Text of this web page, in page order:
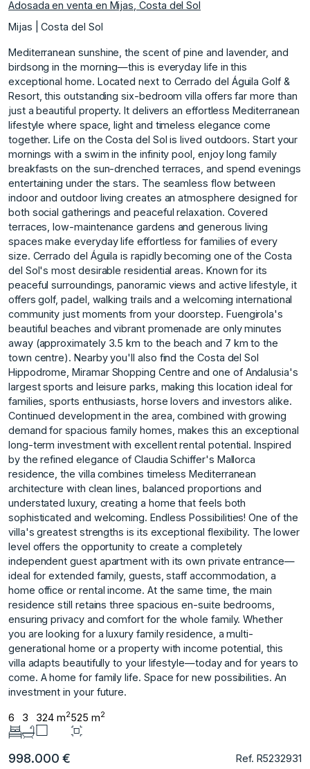
Adosada en venta en Mijas, Costa del Sol
Mijas | Costa del Sol
Mediterranean sunshine, the scent of pine and lavender, and
birdsong in the morning—this is everyday life in this
exceptional home. Located next to Cerrado del Águila Golf &
Resort, this outstanding six-bedroom villa offers far more than
just a beautiful property. It delivers an effortless Mediterranean
lifestyle where space, light and timeless elegance come
together. Life on the Costa del Sol is lived outdoors. Start your
mornings with a swim in the infinity pool, enjoy long family
breakfasts on the sun-drenched terraces, and spend evenings
entertaining under the stars. The seamless flow between
indoor and outdoor living creates an atmosphere designed for
both social gatherings and peaceful relaxation. Covered
terraces, low-maintenance gardens and generous living
spaces make everyday life effortless for families of every
size. Cerrado del Águila is rapidly becoming one of the Costa
del Sol's most desirable residential areas. Known for its
peaceful surroundings, panoramic views and active lifestyle, it
offers golf, padel, walking trails and a welcoming international
community just moments from your doorstep. Fuengirola's
beautiful beaches and vibrant promenade are only minutes
away (approximately 3.5 km to the beach and 7 km to the
town centre). Nearby you'll also find the Costa del Sol
Hippodrome, Miramar Shopping Centre and one of Andalusia's
largest sports and leisure parks, making this location ideal for
families, sports enthusiasts, horse lovers and investors alike.
Continued development in the area, combined with growing
demand for spacious family homes, makes this an exceptional
long-term investment with excellent rental potential. Inspired
by the refined elegance of Claudia Schiffer's Mallorca
residence, the villa combines timeless Mediterranean
architecture with clean lines, balanced proportions and
understated luxury, creating a home that feels both
sophisticated and welcoming. Endless Possibilities! One of the
villa's greatest strengths is its exceptional flexibility. The lower
level offers the opportunity to create a completely
independent guest apartment with its own private entrance—
ideal for extended family, guests, staff accommodation, a
home office or rental income. At the same time, the main
residence still retains three spacious en-suite bedrooms,
ensuring privacy and comfort for the whole family. Whether
you are looking for a luxury family residence, a multi-
generational home ‌or ‌a ‌property ‌with ‌income potential, this
‌villa ‌adapts beautifully to ‌your ‌lifestyle—today ‌and ‌for ‌years ‌to
come. A ‌home for ‌family life. Space for ‌new ‌possibilities. An
‌investment ‌in ‌your ‌future.
6 3 324 m2525 m2
998.000 € Ref. R5232931